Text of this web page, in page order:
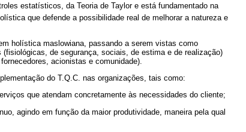
estatísticos, da Teoria de Taylor e está fundamentado na
que defende a possibilidade real de melhorar a natureza e
holística maslowiana, passando a serem vistas como
de segurança, sociais, de estima e de realização)
acionistas e comunidade).
do T.Q.C. nas organizações, tais como:
que atendam concretamente às necessidades do cliente;
agindo em função da maior produtividade, maneira pela qual